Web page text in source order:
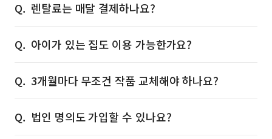
렌탈료는 매달 결제하나요?
아이가 있는 집도 이용 가능한가요?
3개월마다 무조건 작품 교체해야 하나요?
법인 명의도 가입할 수 있나요?